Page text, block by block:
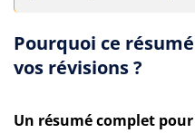
Pourquoi ce
vos révisions ?
Un résumé complet